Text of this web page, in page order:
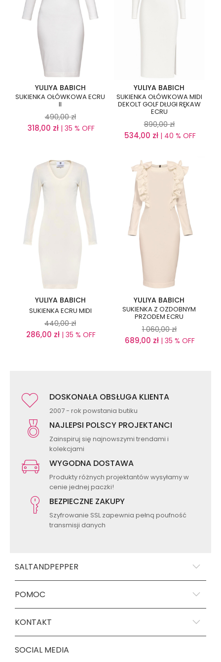
YULIYA BABICH
SUKIENKA OŁÓWKOWA ECRU
II
490,00 zł
318,00 zł| 35 % OFF
YULIYA BABICH
SUKIENKA OŁÓWKOWA MIDI
DEKOLT GOLF DŁUGI RĘKAW
ECRU
890,00 zł
534,00 zł| 40 % OFF
YULIYA BABICH
SUKIENKA ECRU MIDI
440,00 zł
286,00 zł | 35 % OFF
YULIYA BABICH
SUKIENKA Z OZDOBNYM
PRZODEM ECRU
1 060,00 zł
689,00 zł | 35 % OFF
DOSKONAŁA OBSŁUGA KLIENTA
2007 - rok powstania butiku
NAJLEPSI POLSCY PROJEKTANCI
Zainspiruj się najnowszymi trendami i
kolekcjami
WYGODNA DOSTAWA
Produkty różnych projektantów wysyłamy w
cenie jednej paczki!
BEZPIECZNE ZAKUPY
Szyfrowanie SSL zapewnia pełną poufność
transmisji danych
SALTANDPEPPER
POMOC
KONTAKT
SOCIAL MEDIA